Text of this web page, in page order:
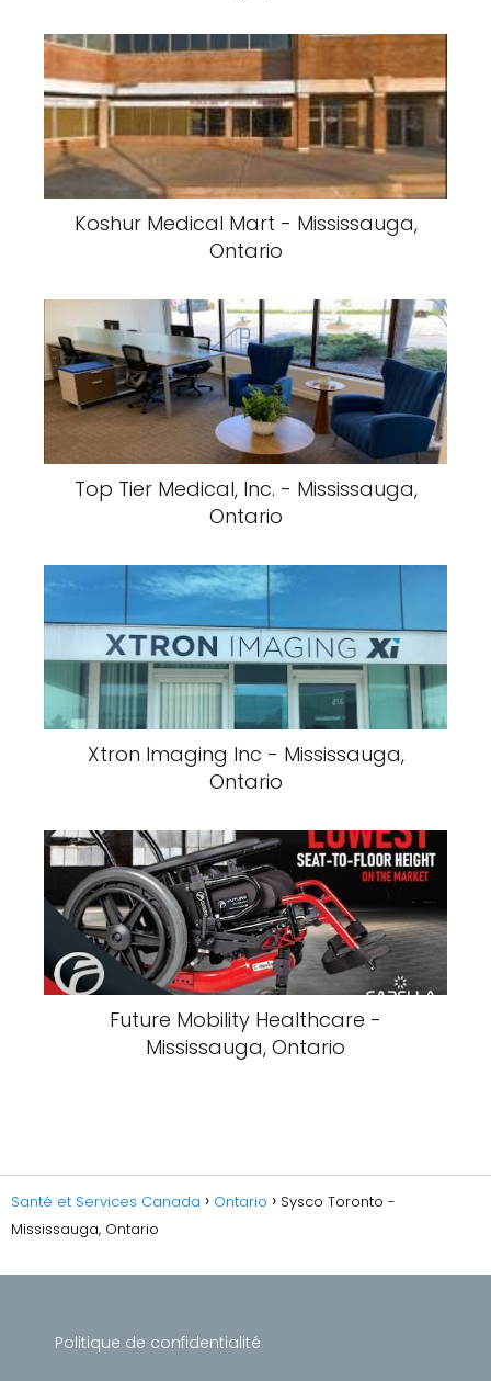
Koshur Medical Mart - Mississauga,
Ontario
Top Tier Medical, Inc. - Mississauga,
Ontario
Xtron Imaging Inc - Mississauga,
Ontario
Future Mobility Healthcare -
Mississauga, Ontario
Santé et Services Canada Ontario
Sysco Toronto -
Mississauga, Ontario
Politique de confidentialité